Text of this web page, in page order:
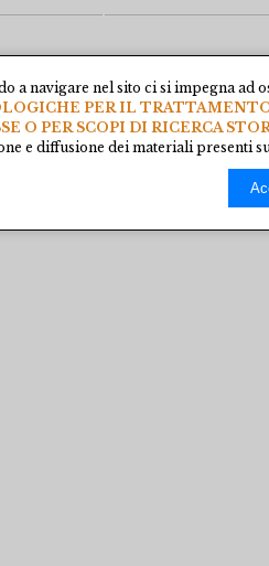
a navigare nel sito ci si impegna ad
PER IL
O PER SCOPI DI RICERCA
e diffusione dei materiali presenti